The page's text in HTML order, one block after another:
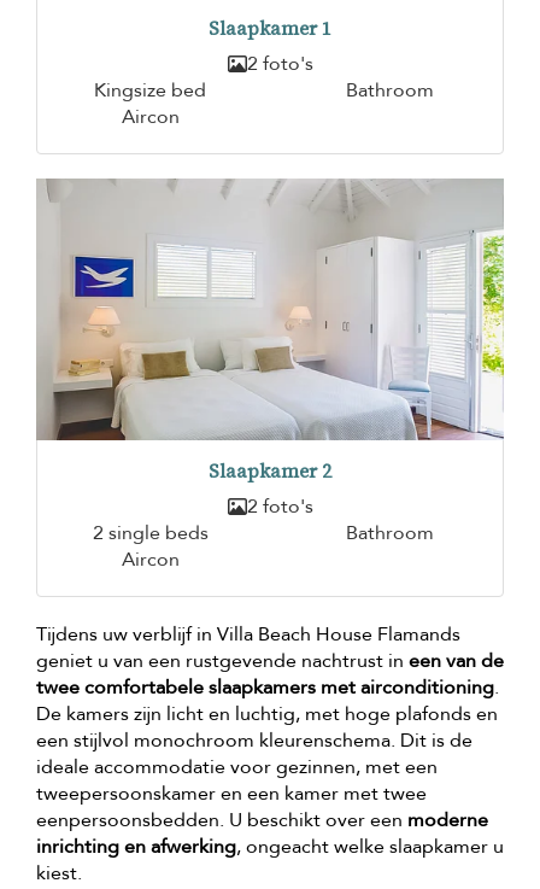
Slaapkamer 1
2 foto's
Kingsize bed
Bathroom
Aircon
Slaapkamer 2
2 foto's
2 single beds
Bathroom
Aircon
Tijdens uw verblijf in Villa Beach House Flamands
geniet u van een rustgevende nachtrust in een van de
twee comfortabele slaapkamers met airconditioning.
De kamers zijn licht en luchtig, met hoge plafonds en
een stijlvol monochroom kleurenschema. Dit is de
ideale accommodatie voor gezinnen, met een
tweepersoonskamer en een kamer met twee
eenpersoonsbedden. U beschikt over een moderne
inrichting en afwerking, ongeacht welke slaapkamer u
kiest.